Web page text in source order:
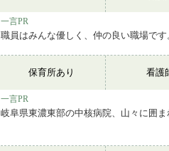
一言PR
職員はみんな優しく、仲の良い職場です
保育所あり 看護
一言PR
岐阜県東濃東部の中核病院、山々に囲ま